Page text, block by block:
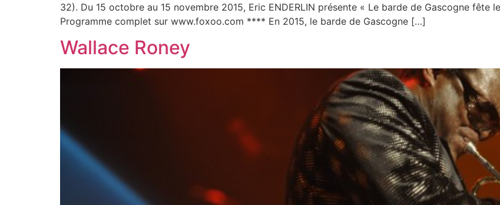
32). Du 15 octobre au 15 novembre 2015, Eric ENDERLIN présente « Le barde de Gascogne fête
Programme complet sur www.foxoo.com **** En 2015, le barde de Gascogne […]
Wallace Roney